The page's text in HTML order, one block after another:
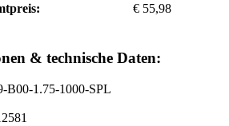
€ 55,98
& technische Daten:
B00-1.75-1000-SPL